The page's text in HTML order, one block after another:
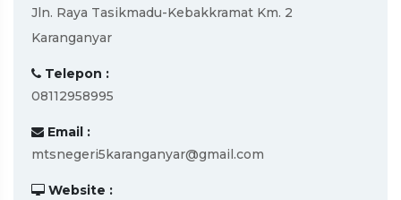
Jln. Raya Tasikmadu-Kebakkramat Km. 2
Karanganyar
Telepon :
08112958995
Email :
mtsnegeri5karanganyar@gmail.com
Website :